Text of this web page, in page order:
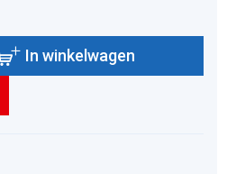
In winkelwagen